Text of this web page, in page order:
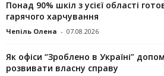
Понад 90% шкіл з усієї області
гарячого харчування
Чепіль Олена - 07.08.2026
Як офіси “Зроблено в Україні”
розвивати власну справу